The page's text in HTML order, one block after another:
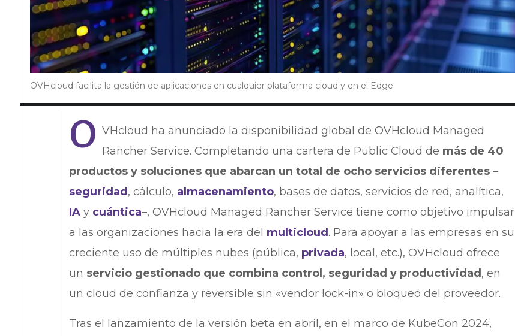
OVHcloud facilita la gestión de aplicaciones en cualquier plataforma cloud y en el Edge
O VHcloud ha anunciado la disponibilidad global de OVHcloud Managed
Rancher Service. Completando una cartera de Public Cloud de más de 40
productos y soluciones que abarcan un total de ocho servicios diferentes –
seguridad, cálculo, almacenamiento, bases de datos, servicios de red, analítica,
IAy cuántica–, OVHcloud Managed Rancher Service tiene como objetivo impulsar
a las organizaciones hacia la era del multicloud. Para apoyar a las empresas en su
creciente uso de múltiples nubes (pública, privada, local, etc.), OVHcloud ofrece
un servicio gestionado que combina control, seguridad y productividad, en
un cloud de confianza y reversible sin «vendor lock-in» o bloqueo del proveedor.
Tras el lanzamiento de la versión beta en abril, en el marco de KubeCon 2024,
N